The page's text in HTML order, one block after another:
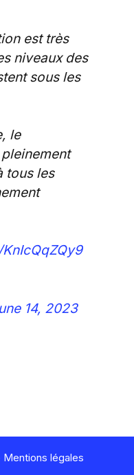
est très
niveaux des
sous les
le
tous les
14, 2023
Mentions légales